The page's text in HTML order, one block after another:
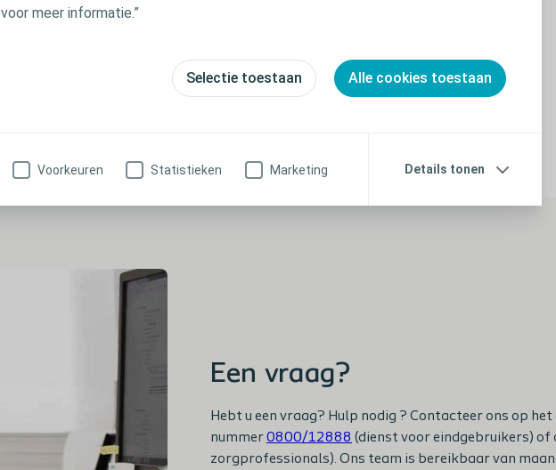
meer informatie.”
Selectie toestaan Alle cookies toestaan
Voorkeuren Statistieken Marketing Details tonen
verstuurd.
Bekijk producten
verzonden, in een discrete verpakking.
Een vraag?
Hebt u een vraag? Hulp nodig ? Contacteer ons op
nummer0800/12888 (dienst voor eindgebruikers) of
zorgprofessionals). Ons team is bereikbaar van